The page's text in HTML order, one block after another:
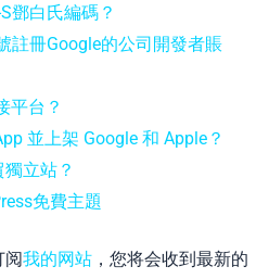
鄧白氏編碼？
註冊Google的公司開發者賬
平台？
並上架 Google 和 Apple？
立站？
免費主題
阅我的网站 ，您将会收到最新的